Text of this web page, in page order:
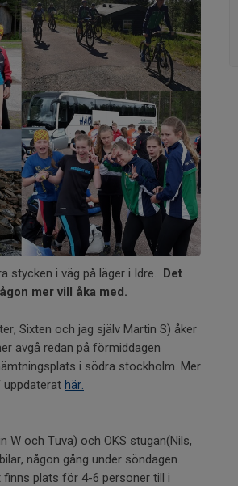
stycken i väg på läger i Idre. Det
mer vill åka med.
Sixten och jag själv Martin S) åker
avgå redan på förmiddagen
i södra stockholm. Mer
uppdaterat här.
W och Tuva) och OKS stugan(Nils,
någon gång under söndagen.
finns plats för 4-6 personer till i